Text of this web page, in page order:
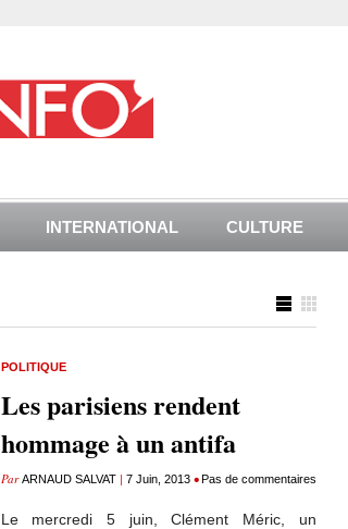
INTERNATIONAL CULTURE
POLITIQUE
Les parisiens rendent
hommage à un antifa
ParARNAUD SALVAT| 7 Juin, 2013 •Pas de commentaires
Le mercredi 5 juin, Clément Méric, un